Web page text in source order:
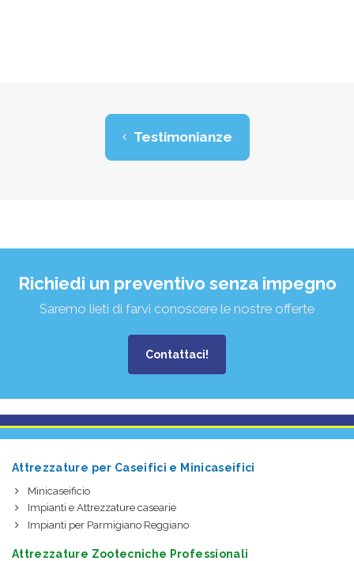
Testimonianze
Richiedi un preventivo senza impegno
Saremo lieti di farvi conoscere le nostre offerte
Contattaci!
Attrezzature per Caseifici e Minicaseifici
Minicaseificio
Impianti e Attrezzature casearie
Impianti per Parmigiano Reggiano
Attrezzature Zootecniche Professionali